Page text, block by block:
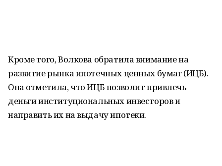
Кроме того, Волкова обратила внимание на
развитие рынка ипотечных ценных бумаг (ИЦБ).
Она отметила, что ИЦБ позволит привлечь
деньги институциональных инвесторов и
направить их на выдачу ипотеки.